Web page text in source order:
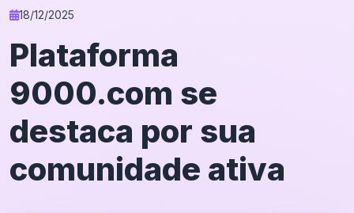
18/12/2025
Plataforma
9000.com se
destaca por sua
comunidade ativa